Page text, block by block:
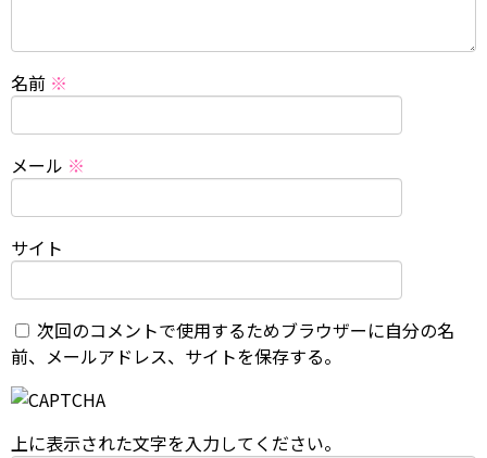
名前 ※
メール ※
サイト
次回のコメントで使用するためブラウザーに自分の名
前、メールアドレス、サイトを保存する。
上に表示された文字を入力してください。